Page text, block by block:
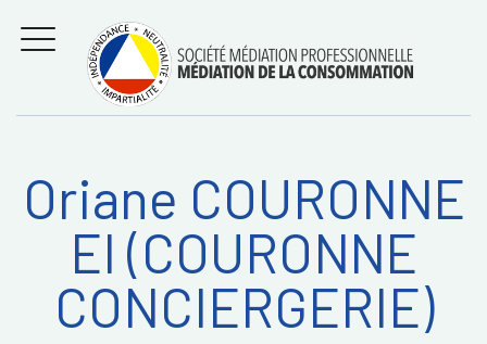
Régler les litiges
entre
consommateurs et
professionnels avec
la médiation de la
consommation
MENU
Recherche
sur:
Oriane COURONNE
EI (COURONNE
CONCIERGERIE)